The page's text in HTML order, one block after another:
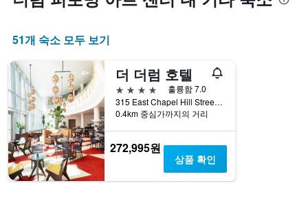
51개 숙소 모두 보기
더 더럼 호텔
4성급
훌륭함 7.0
315 East Chapel Hill Street, 더럼, NC, 미국
0.4km 중심가까지의 거리
272,995원
상품 확인